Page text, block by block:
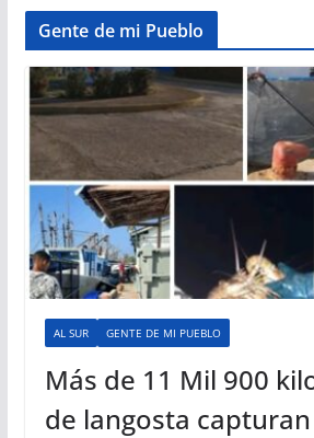
Gente de mi Pueblo
AL SUR GENTE DE MI PUEBLO
Más de 11 Mil 900
de langosta